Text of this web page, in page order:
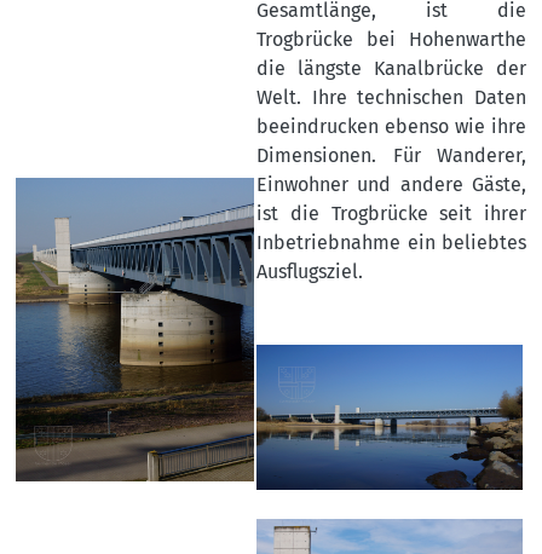
Gesamtlänge, ist die
Trogbrücke bei Hohenwarthe
die längste Kanalbrücke der
Welt. Ihre technischen Daten
beeindrucken ebenso wie ihre
Dimensionen. Für Wanderer,
Einwohner und andere Gäste,
ist die Trogbrücke seit ihrer
Inbetriebnahme ein beliebtes
Ausflugsziel.